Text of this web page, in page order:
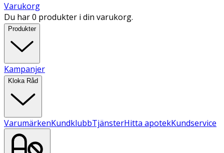
Varukorg
Du har 0 produkter i din varukorg.
Produkter
Kampanjer
Kloka Råd
VarumärkenKundklubbTjänsterHitta apotekKundservice